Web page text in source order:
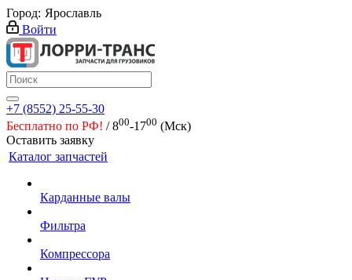
Город: Ярославль
Войти
+7 (8552) 25-55-30
Бесплатно по РФ! / 800-1700 (Мск)
Оставить заявку
Каталог запчастей
Карданные валы
Фильтра
Компрессора